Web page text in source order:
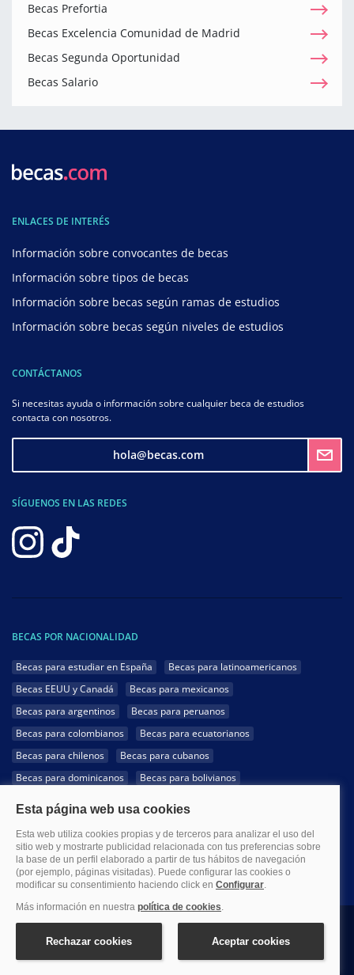
Becas Prefortia
Becas Excelencia Comunidad de Madrid
Becas Segunda Oportunidad
Becas Salario
ENLACES DE INTERÉS
Información sobre convocantes de becas
Información sobre tipos de becas
Información sobre becas según ramas de estudios
Información sobre becas según niveles de estudios
CONTÁCTANOS
Si necesitas ayuda o información sobre cualquier beca de estudios
contacta con nosotros.
hola@becas.com
SÍGUENOS EN LAS REDES
BECAS POR NACIONALIDAD
Becas para estudiar en España
Becas para latinoamericanos
Becas EEUU y Canadá
Becas para mexicanos
Becas para argentinos
Becas para peruanos
Becas para colombianos
Becas para ecuatorianos
Becas para chilenos
Becas para cubanos
Becas para dominicanos
Becas para bolivianos
Becas para hondureños
Becas para paraguayos
Becas para uruguayos
Becas para salvadoreños
1999-2026 Becas.com @Todos los derechos reservados